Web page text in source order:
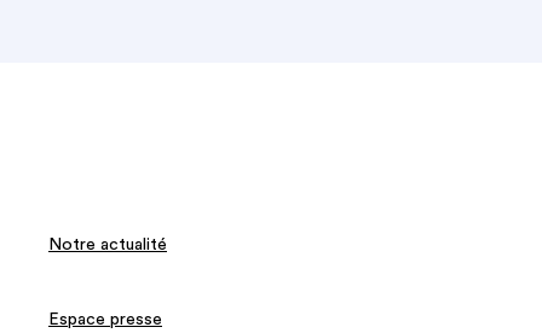
Notre actualité
Espace presse